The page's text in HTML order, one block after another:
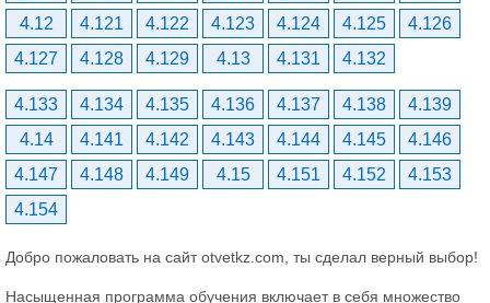
4.12
4.121 4.122 4.123 4.124 4.125
4.126
4.127
4.128 4.129 4.13 4.131 4.132
4.133 4.134 4.135 4.136 4.137 4.138
4.139
4.14
4.141 4.142 4.143 4.144 4.145
4.146
4.147
4.148 4.149 4.15 4.151 4.152
4.153
4.154
Добро пожаловать на сайт otvetkz.com, ты сделал верный выбор!
Насыщенная программа обучения включает в себя множество